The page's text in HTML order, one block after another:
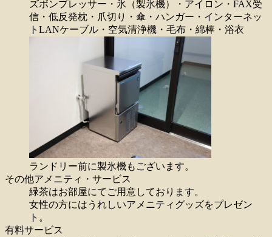
ズボンプレッサー・氷（製氷機）・アイロン・FAX受
信・低反発枕・爪切り・傘・ハンガー・インターネッ
トLANケーブル・空気清浄機・毛布・綿棒・浴衣
ランドリー前に製氷機もございます。
その他アメニティ・サービス
緑茶はお部屋にてご用意しております。
女性の方にはうれしいアメニティグッズをプレゼン
ト。
有料サービス